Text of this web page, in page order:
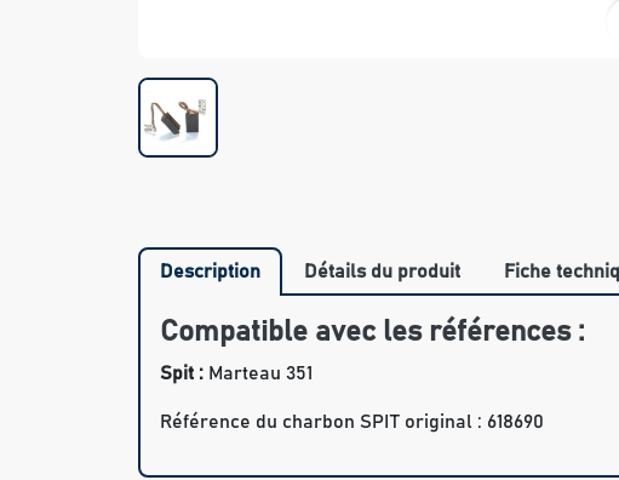
Description Détails du produit Fiche
Compatible avec les références :
Spit : Marteau 351
Référence du charbon SPIT original : 618690